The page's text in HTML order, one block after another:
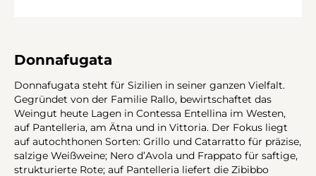
Donnafugata
Donnafugata steht für Sizilien in seiner ganzen Vielfalt.
Gegründet von der Familie Rallo, bewirtschaftet das
Weingut heute Lagen in Contessa Entellina im Westen,
auf Pantelleria, am Ätna und in Vittoria. Der Fokus liegt
auf autochthonen Sorten: Grillo und Catarratto für präzise,
salzige Weißweine; Nero d’Avola und Frappato für saftige,
strukturierte Rote; auf Pantelleria liefert die Zibibbo